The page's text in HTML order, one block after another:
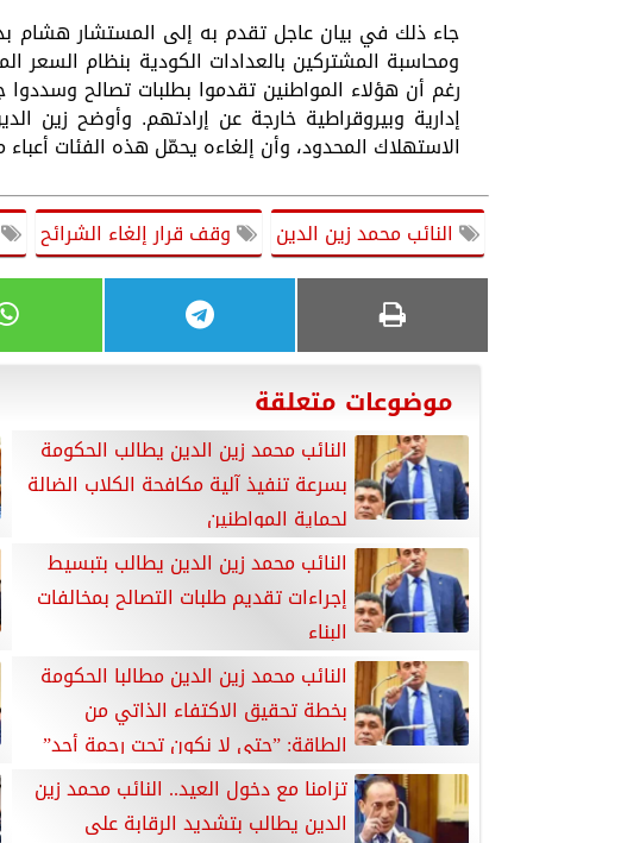
جاء ذلك في بيان عاجل تقدم به إلى المستشار هشام
ومحاسبة المشتركين بالعدادات الكودية بنظام السعر
رغم أن هؤلاء المواطنين تقدموا بطلبات تصالح وسددوا
إدارية وبيروقراطية خارجة عن إرادتهم. وأوضح زين
الاستهلاك المحدود، وأن إلغاءه يحمّل هذه الفئات أعباء
النائب محمد زين الدين وقف قرار إلغاء الشرائح
موضوعات متعلقة
النائب محمد زين الدين يطالب الحكومة
بسرعة تنفيذ آلية مكافحة الكلاب الضالة
لحماية المواطنين
النائب محمد زين الدين يطالب بتبسيط
إجراءات تقديم طلبات التصالح بمخالفات
البناء
النائب محمد زين الدين مطالبا الحكومة
بخطة تحقيق الاكتفاء الذاتي من
الطاقة: ”حتى لا نكون تحت رحمة أحد”
تزامنا مع دخول العيد.. النائب محمد زين
الدين يطالب بتشديد الرقابة على